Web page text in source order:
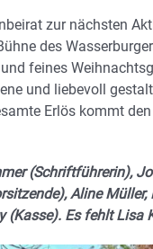
zur nächsten
des
feines
und liebevoll
Erlös kommt
(Schriftführerin),
Aline
(Kasse). Es fehlt Lisa